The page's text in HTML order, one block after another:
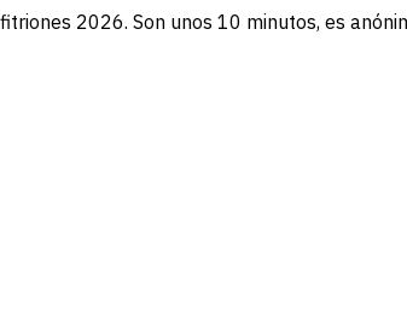
2026. Son unos 10 minutos, es